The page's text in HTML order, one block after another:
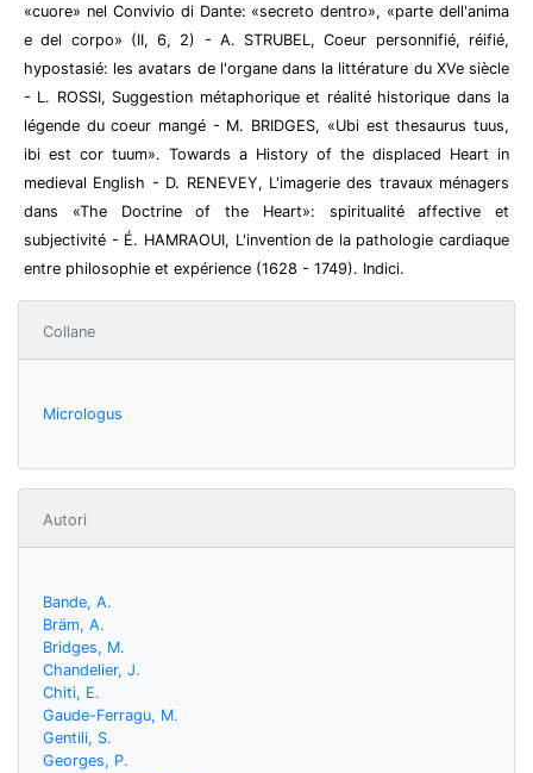
«cuore» nel Convivio di Dante: «secreto dentro», «parte dell'anima
e del corpo» (II, 6, 2) - A. STRUBEL, Coeur personnifié, réifié,
hypostasié: les avatars de l'organe dans la littérature du XVe siècle
- L. ROSSI, Suggestion métaphorique et réalité historique dans la
légende du coeur mangé - M. BRIDGES, «Ubi est thesaurus tuus,
ibi est cor tuum». Towards a History of the displaced Heart in
medieval English - D. RENEVEY, L'imagerie des travaux ménagers
dans «The Doctrine of the Heart»: spiritualité affective et
subjectivité - É. HAMRAOUI, L'invention de la pathologie cardiaque
entre philosophie et expérience (1628 - 1749). Indici.
Collane
Micrologus
Autori
Bande, A.
Bräm, A.
Bridges, M.
Chandelier, J.
Chiti, E.
Gaude-Ferragu, M.
Gentili, S.
Georges, P.